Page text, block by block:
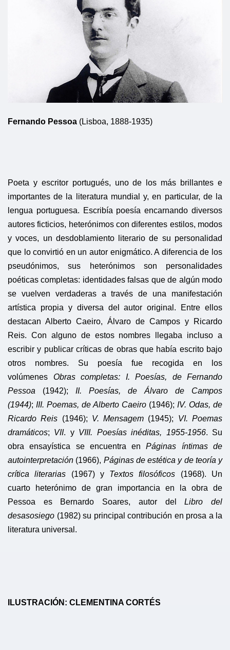
Fernando Pessoa (Lisboa, 1888-1935)
Poeta y escritor portugués, uno de los más brillantes e
importantes de la literatura mundial y, en particular, de la
lengua portuguesa. Escribía poesía encarnando diversos
autores ficticios, heterónimos con diferentes estilos, modos
y voces, un desdoblamiento literario de su personalidad
que lo convirtió en un autor enigmático. A diferencia de los
pseudónimos, sus heterónimos son personalidades
poéticas completas: identidades falsas que de algún modo
se vuelven verdaderas a través de una manifestación
artística propia y diversa del autor original. Entre ellos
destacan Alberto Caeiro, Álvaro de Campos y Ricardo
Reis. Con alguno de estos nombres llegaba incluso a
escribir y publicar críticas de obras que había escrito bajo
otros nombres. Su poesía fue recogida en los
volúmenes Obras completas: I. Poesías, de Fernando
Pessoa (1942); II. Poesías, de Álvaro de Campos
(1944); III. Poemas, de Alberto Caeiro (1946); IV. Odas, de
Ricardo Reis (1946); V. Mensagem (1945); VI. Poemas
dramáticos; VII. y VIII. Poesías inéditas, 1955-1956. Su
obra ensayística se encuentra enPáginas íntimas de
autointerpretación (1966), Páginas de estética y de teoría y
crítica literarias (1967) y Textos filosóficos (1968). Un
cuarto heterónimo de gran importancia en la obra de
Pessoa es Bernardo Soares, autor delLibro del
desasosiego (1982) su principal contribución en prosa a la
literatura universal.
ILUSTRACIÓN: CLEMENTINA CORTÉS